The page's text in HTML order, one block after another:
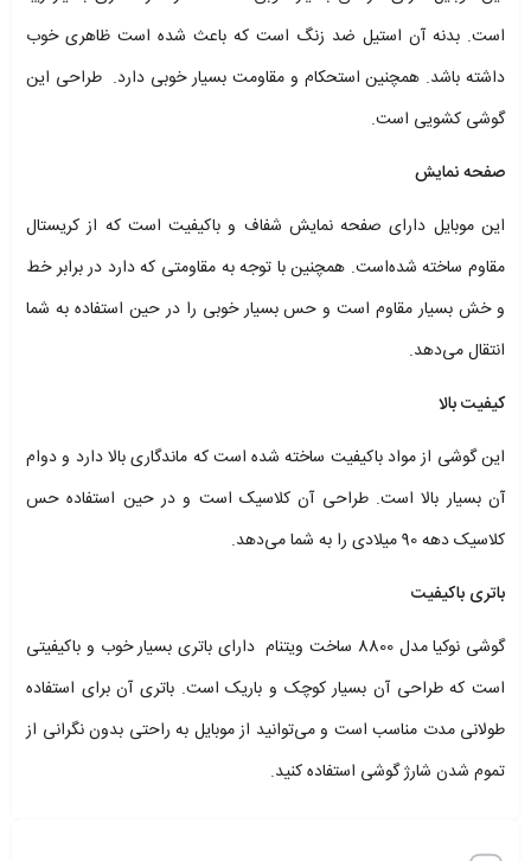
است. بدنه آن استیل ضد زنگ است که باعث شده است ظاهری خوب
داشته باشد. همچنین استحکام و مقاومت بسیار خوبی دارد. طراحی این
گوشی کشویی است.
صفحه نمایش
این موبایل دارای صفحه نمایش شفاف و باکیفیت است که از کریستال
مقاوم ساخته شده‌است. همچنین با توجه به مقاومتی که دارد در برابر خط
و خش بسیار مقاوم است و حس بسیار خوبی را در حین استفاده به شما
انتقال می‌دهد.
کیفیت بالا
این گوشی از مواد باکیفیت ساخته شده‌ است که ماندگاری بالا دارد و دوام
آن بسیار بالا است. طراحی آن کلاسیک است و در حین استفاده حس
کلاسیک دهه 90 میلادی را به شما می‌دهد.
باتری باکیفیت
گوشی نوکیا مدل 8800 ساخت ویتنام دارای باتری بسیار خوب و باکیفیتی
است که طراحی آن بسیار کوچک و باریک است. باتری آن برای استفاده
طولانی مدت مناسب است و می‌توانید از موبایل به راحتی بدون نگرانی از
تموم شدن شارژ گوشی استفاده کنید.